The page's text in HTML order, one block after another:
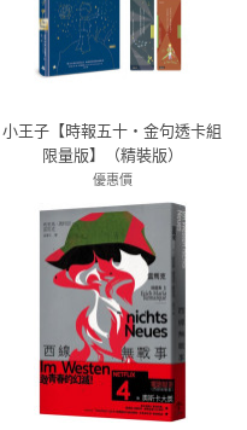
小王子【時報五十‧金句透卡組
限量版】（精裝版）
優惠價
79折 253元